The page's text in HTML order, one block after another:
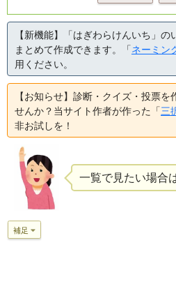
【新機能】「はぎわらけんいち」の
まとめて作成できます。「ネーミン
用ください。
【お知らせ】診断・クイズ・投票を
せんか？当サイト作者が作った「三
非お試しを！
一覧で見たい場合
補足